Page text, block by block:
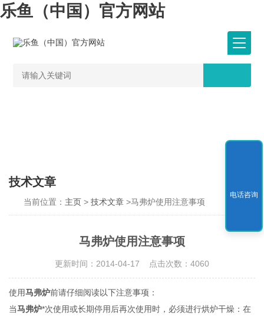
乐鱼（中国）官方网站
技术文章
当前位置： 主页 >技术文章 >马弗炉使用注意事项
马弗炉使用注意事项
更新时间：2014-04-17 点击次数：4060
使用马弗炉前请仔细阅读以下注意事项：
当马弗炉*次使用或长期停用后再次使用时，必须进行烘炉干燥：在
电话咨询